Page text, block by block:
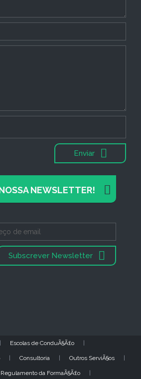
Enviar
NEWSLETTER!
Subscrever Newsletter
Escolas de ConduÃ§Ã£o
Consultoria Outros ServiÃ§os
Regulamento da FormaÃ§Ã£o